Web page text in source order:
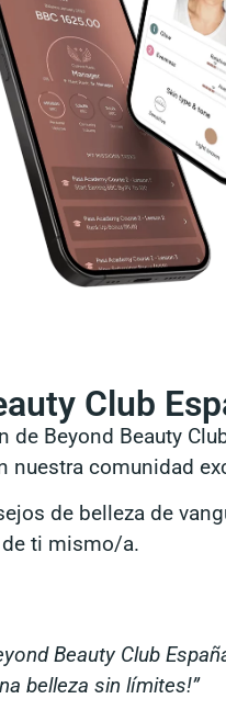
Club
Beyond Beauty
nuestra comunidad
de belleza de
de ti mismo/a.
Beauty Club
belleza sin límites!”